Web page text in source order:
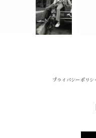
プライバシーポリシ